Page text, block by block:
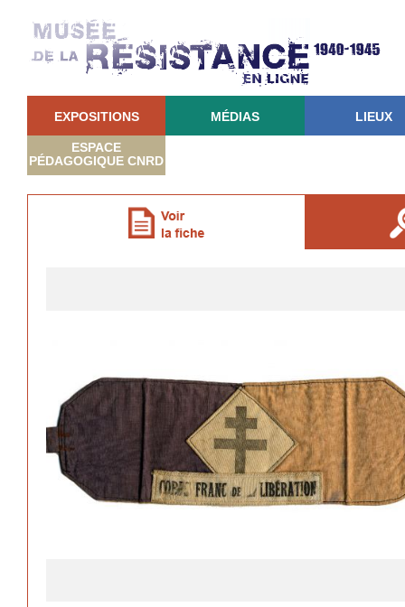
EXPOSITIONS MÉDIAS LIEUX
ESPACE
PÉDAGOGIQUE CNRD